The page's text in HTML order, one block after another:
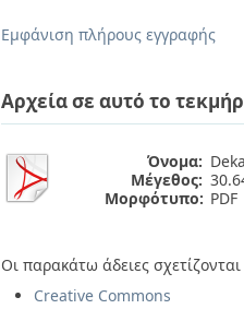
Εμφάνιση πλήρους εγγραφής
Αρχεία σε αυτό το
Όνομα:
Μέγεθος:
Μορφότυπο: PDF
Οι παρακάτω άδειες
Creative Commons